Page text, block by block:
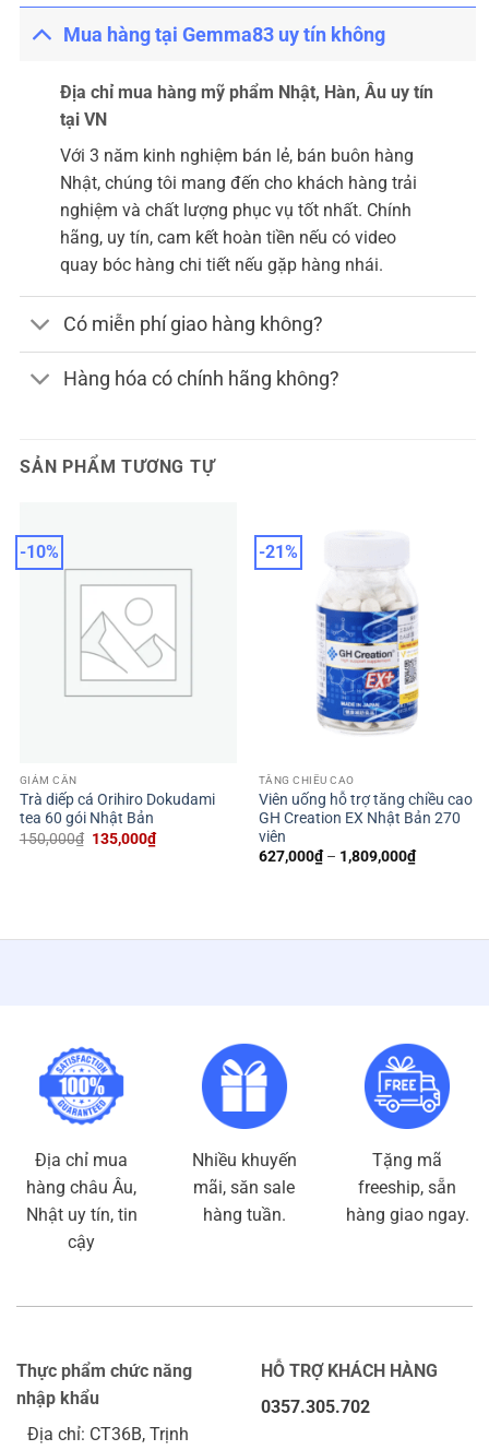
Mua hàng tại Gemma83 uy tín không
Địa chỉ mua hàng mỹ phẩm Nhật, Hàn, Âu uy tín
tại VN
Với 3 năm kinh nghiệm bán lẻ, bán buôn hàng
Nhật, chúng tôi mang đến cho khách hàng trải
nghiệm và chất lượng phục vụ tốt nhất. Chính
hãng, uy tín, cam kết hoàn tiền nếu có video
quay bóc hàng chi tiết nếu gặp hàng nhái.
Có miễn phí giao hàng không?
Hàng hóa có chính hãng không?
SẢN PHẨM TƯƠNG TỰ
-10%
GIẢM CÂN
Trà diếp cá Orihiro Dokudami
tea 60 gói Nhật Bản
150,000₫ Giá
135,000₫Giá
hiện
-21%
TĂNG CHIỀU CAO
Viên uống hỗ trợ tăng chiều cao
GH Creation EX Nhật Bản 270
viên
627,000₫ – 1,809,000₫Khoảng
giá:
Địa chỉ mua
hàng châu Âu,
Nhật uy tín, tin
cậy
Nhiều khuyến
mãi, săn sale
hàng tuần.
Tặng mã
freeship, sẵn
hàng giao ngay.
Thực phẩm chức năng
nhập khẩu
Địa chỉ: CT36B, Trịnh
HỖ TRỢ KHÁCH HÀNG
0357.305.702